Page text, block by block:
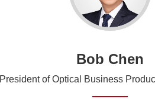
Bob Chen
President of Optical Business